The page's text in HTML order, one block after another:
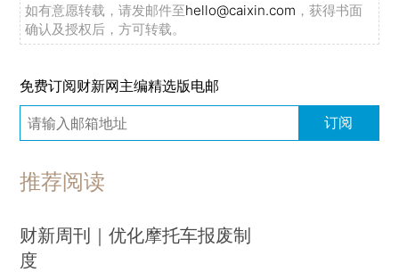
如有意愿转载，请发邮件至hello@caixin.com ，获得书面
确认及授权后，方可转载。
免费订阅财新网主编精选版电邮
订阅
推荐阅读
财新周刊｜优化摩托车报废制
度